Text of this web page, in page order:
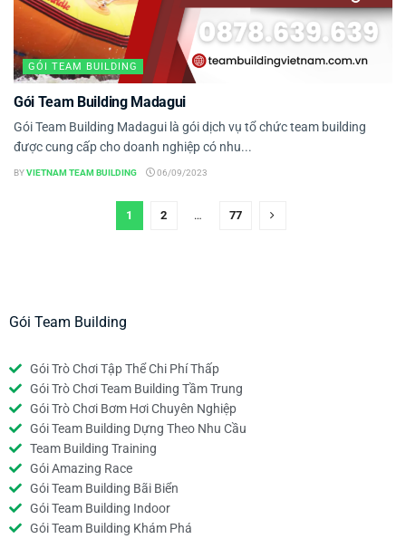
GÓI TEAM BUILDING
Gói Team Building Madagui
Gói Team Building Madagui là gói dịch vụ tổ chức team building
được cung cấp cho doanh nghiệp có nhu...
BYVIETNAM TEAM BUILDING 06/09/2023
1 2 … 77
Gói Team Building
Gói Trò Chơi Tập Thể Chi Phí Thấp
Gói Trò Chơi Team Building Tầm Trung
Gói Trò Chơi Bơm Hơi Chuyên Nghiệp
Gói Team Building Dựng Theo Nhu Cầu
Team Building Training
Gói Amazing Race
Gói Team Building Bãi Biển
Gói Team Building Indoor
Gói Team Building Khám Phá